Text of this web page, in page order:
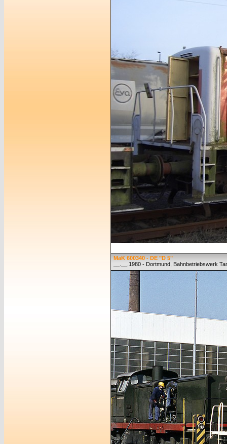
MaK 600340 - DE "D 5"
__.__.1980 - Dortmund, Bahnbetriebswerk